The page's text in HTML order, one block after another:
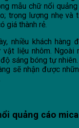
mẫu chữ nổi
trọng lượng nhẹ và
giá thành rẻ.
nhiều khách hàng
liệu nhôm. Ngoài
sáng bóng tự
sẽ nhận được
quảng cáo mica